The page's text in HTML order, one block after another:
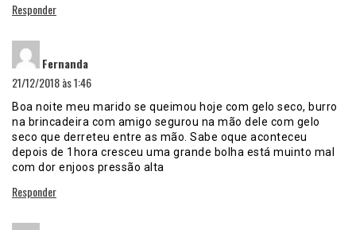
Responder
Fernanda
21/12/2018 às 1:46
Boa noite meu marido se queimou hoje com gelo seco, burro
na brincadeira com amigo segurou na mão dele com gelo
seco que derreteu entre as mão. Sabe oque aconteceu
depois de 1hora cresceu uma grande bolha está muinto mal
com dor enjoos pressão alta
Responder